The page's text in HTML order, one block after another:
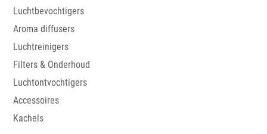
Luchtbevochtigers
Aroma diffusers
Luchtreinigers
Filters & Onderhoud
Luchtontvochtigers
Accessoires
Kachels